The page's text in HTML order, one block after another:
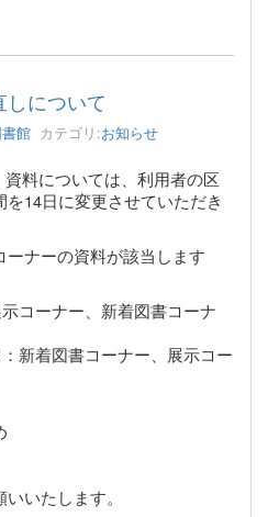
について
館 カテゴリ:お知らせ
料については、利用者の区
14日に変更させていただき
ーナーの資料が該当します
コーナー、新着図書コーナ
新着図書コーナー、展示コー
いたします。